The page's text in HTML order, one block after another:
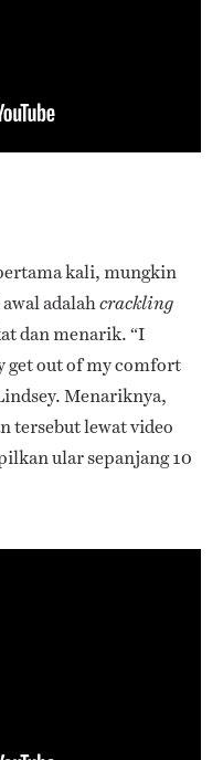
kali, mungkin
adalahcrackling
dan menarik.“I
get out of my comfort
Menariknya,
tersebut lewat video
ular sepanjang 10